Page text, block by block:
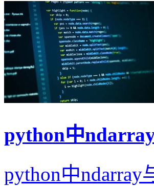
python中
python中